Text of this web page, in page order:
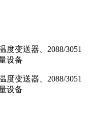
度变送器、2088/3051
设备
度变送器、2088/3051
设备